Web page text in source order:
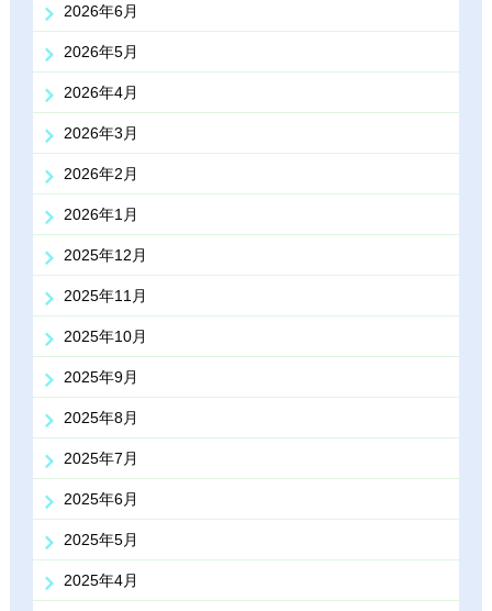
2026年6月
2026年5月
2026年4月
2026年3月
2026年2月
2026年1月
2025年12月
2025年11月
2025年10月
2025年9月
2025年8月
2025年7月
2025年6月
2025年5月
2025年4月